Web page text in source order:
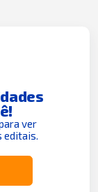
ver
editais.